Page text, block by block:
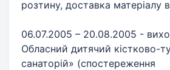
розтину, доставка матеріалу в
06.07.2005 – 20.08.2005 -
Обласний дитячий кістково-
санаторій» (спостереження